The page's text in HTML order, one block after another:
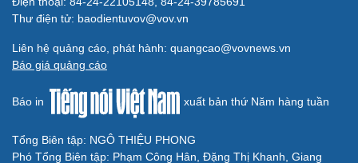
Cải chính
Thư điện tử: baodientuvov@vov.vn
Liên hệ quảng cáo, phát hành: quangcao@vovnews.vn
Báo giá quảng cáo
Báo in xuất bản thứ Năm hàng tuần
Tổng Biên tập: NGÔ THIỆU PHONG
Phó Tổng Biên tập: Phạm Công Hân, Đặng Thị Khanh, Giang